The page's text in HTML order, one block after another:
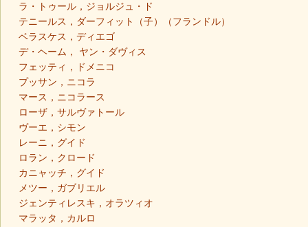
ラ・トゥール，ジョルジュ・ド
テニールス，ダーフィット（子）（フランドル）
ベラスケス，ディエゴ
デ・ヘーム， ヤン・ダヴィス
フェッティ，ドメニコ
プッサン，ニコラ
マース，ニコラース
ローザ，サルヴァトール
ヴーエ，シモン
レーニ，グイド
ロラン，クロード
カニャッチ，グイド
メツー，ガブリエル
ジェンティレスキ，オラツィオ
マラッタ，カルロ